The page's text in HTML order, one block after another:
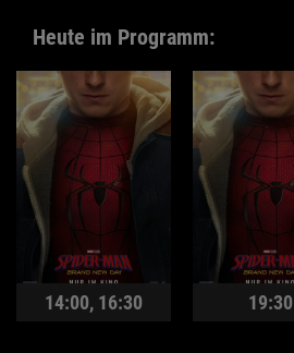
Heute im Programm:
14:00, 16:30 19:30